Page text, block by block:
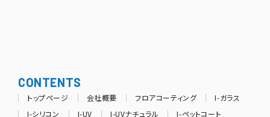
CONTENTS
トップページ 会社概要 フロアコーティング
I-ガラス
I-シリコン
I-UV I-UVナチュラル I-ペットコート